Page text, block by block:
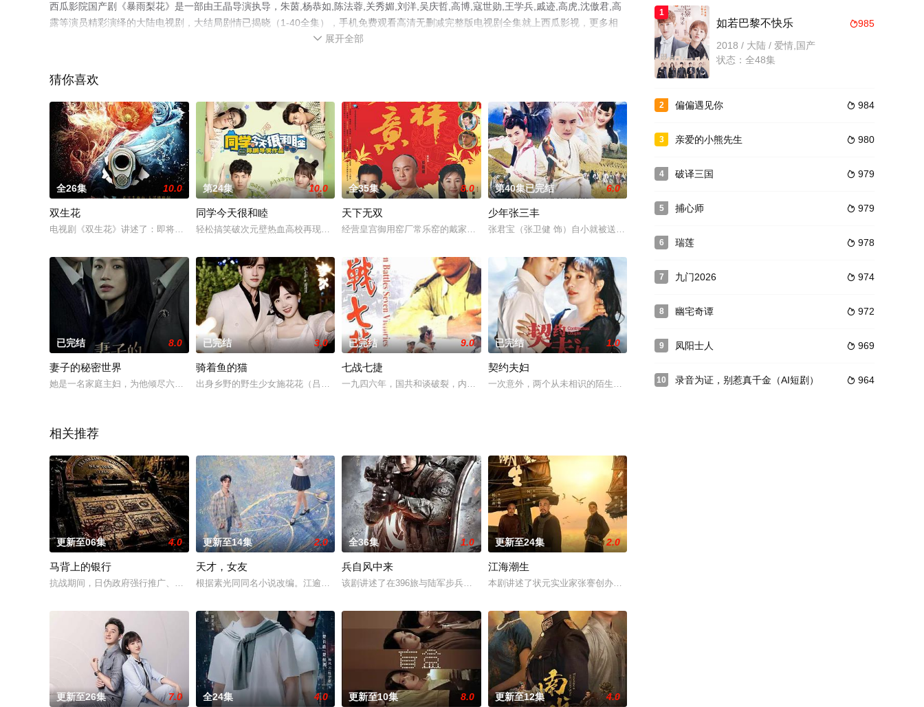
西瓜影院国产剧《暴雨梨花》是一部由王晶导演执导，朱茵,杨恭如,陈法蓉,关秀媚,刘洋,吴庆哲,高博,寇世勋,王学兵,戚迹,高虎,沈傲君,高
露等演员精彩演绎的大陆电视剧，大结局剧情已揭晓（1-40全集），手机免费观看高清无删减完整版电视剧全集就上西瓜影视，更多相
 展开全部
猜你喜欢
全26集 10.0
双生花
电视剧《双生花》讲述了：即将警校毕业优质生高俊飞英雄救美，救下江海市毒枭女儿白静，被市缉毒队长
第24集 10.0
同学今天很和睦
轻松搞笑破次元壁热血高校再现怪才F4男团：怪力少年、 傲娇学霸、 文艺少年、IT神男谭三 ，以
全35集 8.0
天下无双
经营皇宫御用窑厂常乐窑的戴家，定下一场选媳招亲盛会，立刻掀起全城一片轰动，引得名门闺秀蜂拥而来
第40集已完结 6.0
少年张三丰
张君宝（张卫健 饰）自小就被送到送往清风观跟随无尘和尚生活，一次机缘巧合之下，世外高人圣僧收了
已完结 8.0
妻子的秘密世界
她是一名家庭主妇，为他倾尽六年青春，生下女儿，却始终等不到一纸婚约。婆婆的冷暴力，男友的疑似出
已完结 3.0
骑着鱼的猫
出身乡野的野生少女施花花（吕小雨饰），身怀武艺、精通“十八般武艺”，在独自下山历练途中，应下师
已完结 9.0
七战七捷
一九四六年，国共和谈破裂，内战的乌云笼罩着中国上空。蒋介石自恃美国的支持，在南京扬言：三个月消
已完结 1.0
契约夫妇
一次意外，两个从未相识的陌生人命运从此交集，傻乎乎的女主林西与嘴硬心软的男主顾泽言日久生情，擦
相关推荐
更新至06集 4.0
马背上的银行
抗战期间，日伪政府强行推广、使用由“中国准备银行”发行的伪钞货币。根据党中央指示，高景波、徐邵
更新至14集 2.0
天才，女友
根据素光同同名小说改编。江逾白长大以后，林知夏忽然对他说：“江逾白，我喜欢你，哲学和生物学意义
全36集 1.0
兵自风中来
该剧讲述了在396旅与陆军步兵学院联合举办的小型军事演习中，郭子剑因不满演习流于形式，假传指令
更新至24集 2.0
江海潮生
本剧讲述了状元实业家张謇创办大生企业，实业报国的故事。甲午战争后，国家蒙羞，张謇虽高中状元，却
更新至26集 7.0 全24集 4.0 更新至10集 8.0 更新至12集 4.0
1
985
如若巴黎不快乐
2018 / 大陆 / 爱情,国产
状态：全48集
2  984
偏偏遇见你
3  980
亲爱的小熊先生
4  979
破译三国
5  979
捕心师
6  978
瑞莲
7  974
九门2026
8  972
幽宅奇谭
9  969
凤阳士人
10  964
录音为证，别惹真千金（AI短剧）